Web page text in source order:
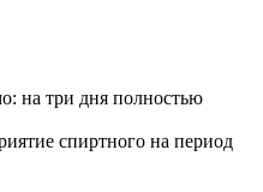
на три дня полностью
спиртного на период